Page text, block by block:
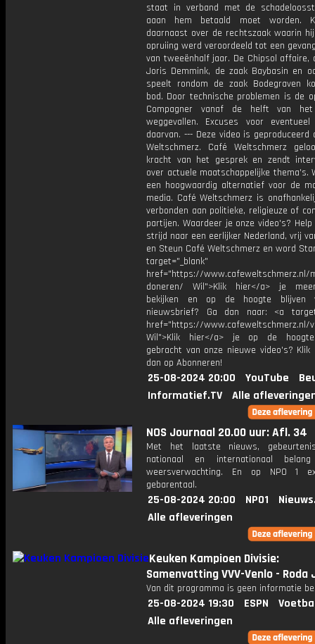
staat in verband met de
aaan hem betaald moet worden.
daarnaast over de rechtszaak waarin
opruiing werd veroordeeld tot een
van tweeënhalf jaar. De Chipsol affaire,
Joris Demmink, de zaak Baybasin en
speelt rondom de zaak Bodegraven
bod. Door technische problemen is de
Compagner vanaf de helft van het
weggevallen. Excuses voor eventueel
daarvan. --- Deze video is geproduceerd
Weltschmerz. Café Weltschmerz
kracht van het gesprek en zendt
over actuele maatschappelijke thema's.
een hoogwaardig alternatief voor de
media. Café Weltschmerz is
verbonden aan politieke, religieuze of
partijen. Waardeer je onze video's?
strijd naar een eerlijker Nederland, vrij
en Steun Café Weltschmerz en word
target="_blank"
href="https://www.cafeweltschmerz.nl/
doneren/ Wil">Klik hier</a> je
bekijken en op de hoogte blijven
nieuwsbrief? Ga dan naar: <a
href="https://www.cafeweltschmerz.nl/
Wil">Klik hier</a> je op de
gebracht van onze nieuwe video's? Klik
dan op Abonneren!
25-08-2024 20:00 YouTube
Informatief.TV
Alle
NOS Journaal 20.00 uur: Afl. 34
Met het laatste nieuws,
nationaal en internationaal
weersverwachting. En op NPO 1
gebarentaal.
25-08-2024 20:00 NPO1
Alle afleveringen
Keuken Kampioen Divisie:
Samenvatting VVV-Venlo - Roda
Van dit programma is geen informatie
25-08-2024 19:30 ESPN
Alle afleveringen